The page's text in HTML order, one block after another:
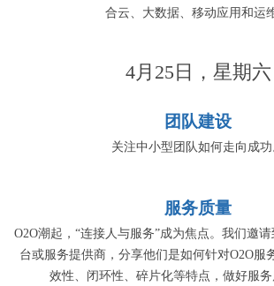
合云、大数据、移动应用和运
4月25日，星期六
团队建设
关注中小型团队如何走向成功
服务质量
O2O潮起，“连接人与服务”成为焦点。我们邀
台或服务提供商，分享他们是如何针对O2O服
效性、闭环性、碎片化等特点，做好服务